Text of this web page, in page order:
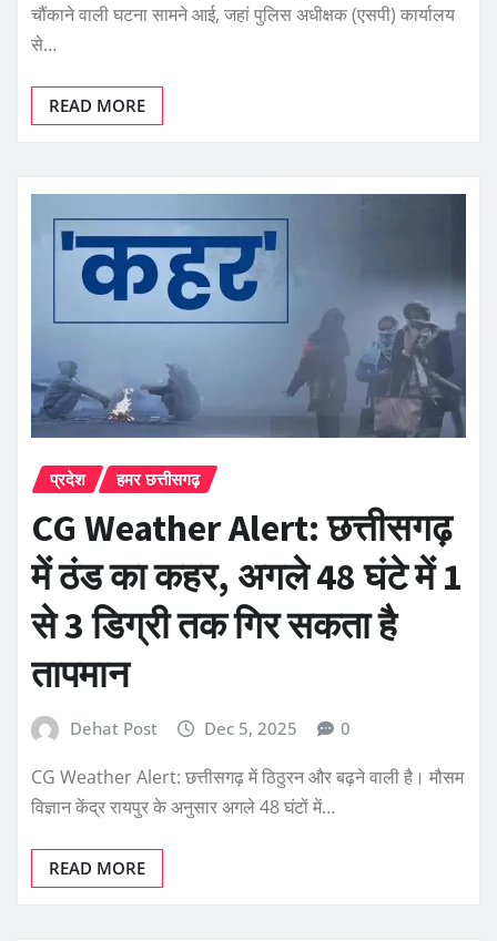
चौंकाने वाली घटना सामने आई, जहां पुलिस अधीक्षक (एसपी) कार्यालय
से…
READ MORE
प्रदेश हमर छत्तीसगढ़
CG Weather Alert: छत्तीसगढ़
में ठंड का कहर, अगले 48 घंटे में 1
से 3 डिग्री तक गिर सकता है
तापमान
Dehat Post Dec 5, 2025 0
CG Weather Alert: छत्तीसगढ़ में ठिठुरन और बढ़ने वाली है। मौसम
विज्ञान केंद्र रायपुर के अनुसार अगले 48 घंटों में…
READ MORE